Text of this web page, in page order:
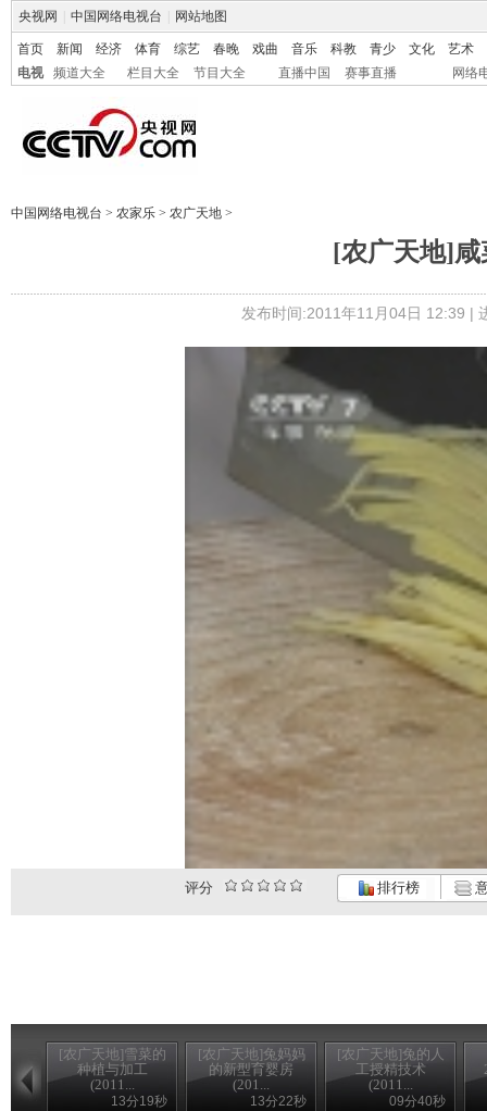
央视网 中国网络电视台 网站地图
首页 新闻 经济 体育 综艺 春晚 戏曲 音乐 科教 青少 文化
艺术
电视
频道大全 栏目大全 节目大全 直播中国 赛事直播 网络
中国网络电视台 > 农家乐 > 农广天地 >
[农广天地]咸
发布时间:2011年11月04日 12:39 |
评分 排行榜
[农广天地]雪菜的
种植与加工
(2011...
13分19秒
[农广天地]兔妈妈
的新型育婴房
(201...
13分22秒
[农广天地]兔的人
工授精技术
(2011...
09分40秒